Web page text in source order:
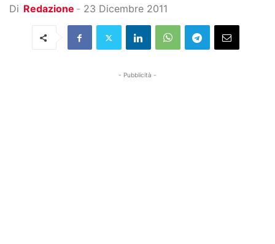
Di Redazione - 23 Dicembre 2011
- Pubblicità -